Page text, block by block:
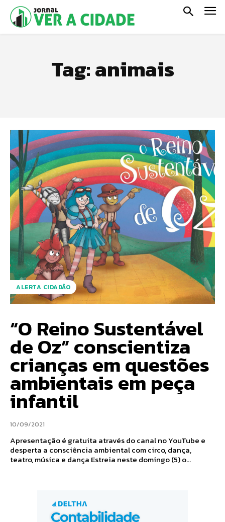
Tag:animais
ALERTA CIDADÃO
“O Reino Sustentável
de Oz” conscientiza
crianças em questões
ambientais em peça
infantil
10/09/2021
Apresentação é gratuita através do canal no YouTube e
desperta a consciência ambiental com circo, dança,
teatro, música e dança Estreia neste domingo (5) o...